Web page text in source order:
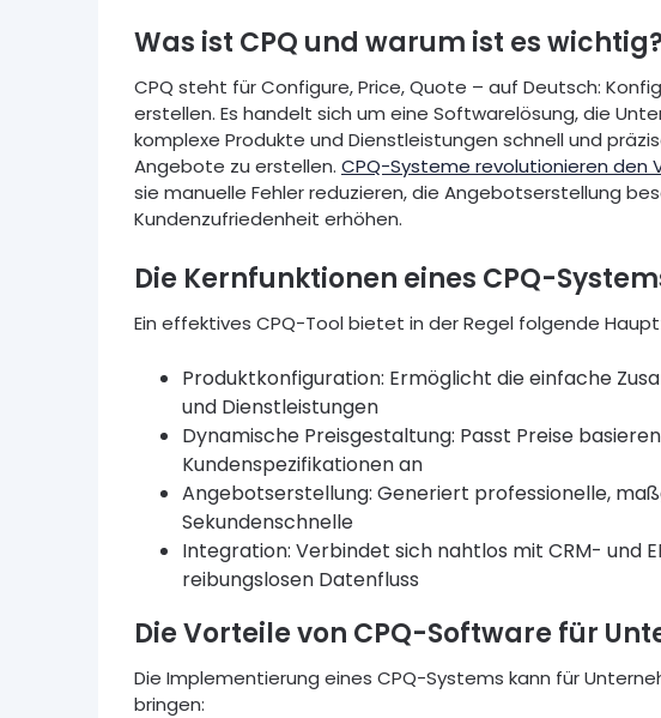
Was ist CPQ und warum ist es wichtig?
CPQ steht für Configure, Price, Quote – auf Deutsch:
erstellen. Es handelt sich um eine Softwarelösung, die
komplexe Produkte und Dienstleistungen schnell und
Angebote zu erstellen. CPQ-Systeme revolutionieren den
sie manuelle Fehler reduzieren, die Angebotserstellung
Kundenzufriedenheit erhöhen.
Die Kernfunktionen eines CPQ-
Ein effektives CPQ-Tool bietet in der Regel folgende
Produktkonfiguration: Ermöglicht die einfache
und Dienstleistungen
Dynamische Preisgestaltung: Passt Preise
Kundenspezifikationen an
Angebotserstellung: Generiert professionelle,
Sekundenschnelle
Integration: Verbindet sich nahtlos mit CRM- und
reibungslosen Datenfluss
Die Vorteile von CPQ-Software für
Die Implementierung eines CPQ-Systems kann für
bringen: